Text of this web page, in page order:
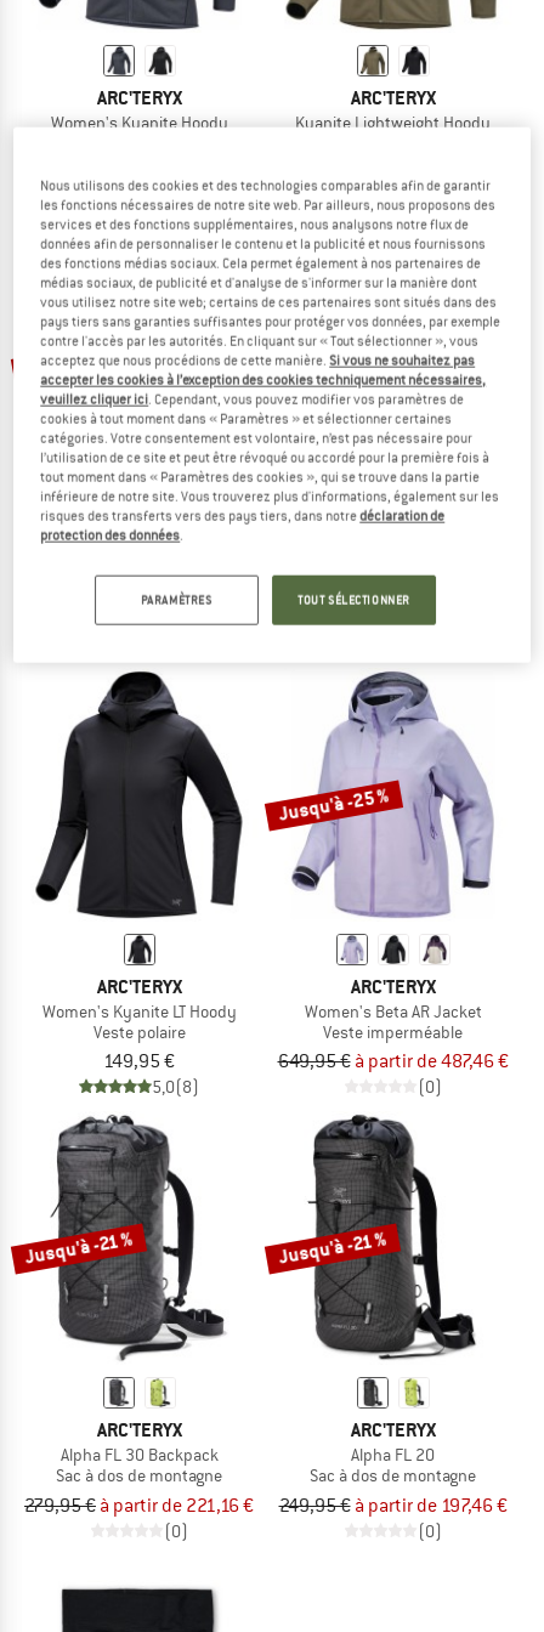
ARC'TERYX
Women's Kyanite Hoody
4,6(17)
ARC'TERYX
Kyanite Lightweight Hoody
4,8(12)
Jusqu'à -25 %
ARC'TERYX
Veste imperméable
649,95 €à partir de 487,46 €
-20 %
111,96 €
ARC'TERYX
Women's Kyanite LT Hoody
Veste polaire
149,95 €
5,0(8)
Jusqu'à -25 %
ARC'TERYX
Women's Beta AR Jacket
Veste imperméable
649,95 € à partir de 487,46 €
(0)
Jusqu'à -21 %
ARC'TERYX
Alpha FL 30 Backpack
Sac à dos de montagne
279,95 € à partir de 221,16 €
(0)
Jusqu'à -21 %
ARC'TERYX
Alpha FL 20
Sac à dos de montagne
249,95 € à partir de 197,46 €
(0)
Nous utilisons des cookies et des technologies comparables afin de garantir
les fonctions nécessaires de notre site web. Par ailleurs, nous proposons des
services et des fonctions supplémentaires, nous analysons notre flux de
données afin de personnaliser le contenu et la publicité et nous fournissons
des fonctions médias sociaux. Cela permet également à nos partenaires de
médias sociaux, de publicité et d'analyse de s'informer sur la manière dont
vous utilisez notre site web; certains de ces partenaires sont situés dans des
pays tiers sans garanties suffisantes pour protéger vos données, par exemple
contre l'accès par les autorités. En cliquant sur « Tout sélectionner », vous
acceptez que nous procédions de cette manière.Si vous ne souhaitez pas
accepter les cookies à l’exception des cookies techniquement nécessaires,
veuillez cliquer ici. Cependant, vous pouvez modifier vos paramètres de
cookies à tout moment dans « Paramètres » et sélectionner certaines
catégories. Votre consentement est volontaire, n’est pas nécessaire pour
l’utilisation de ce site et peut être révoqué ou accordé pour la première fois à
tout moment dans « Paramètres des cookies », qui se trouve dans la partie
inférieure de notre site. Vous trouverez plus d'informations, également sur les
risques des transferts vers des pays tiers, dans notredéclaration de
protection des données.
PARAMÈTRES TOUT SÉLECTIONNER